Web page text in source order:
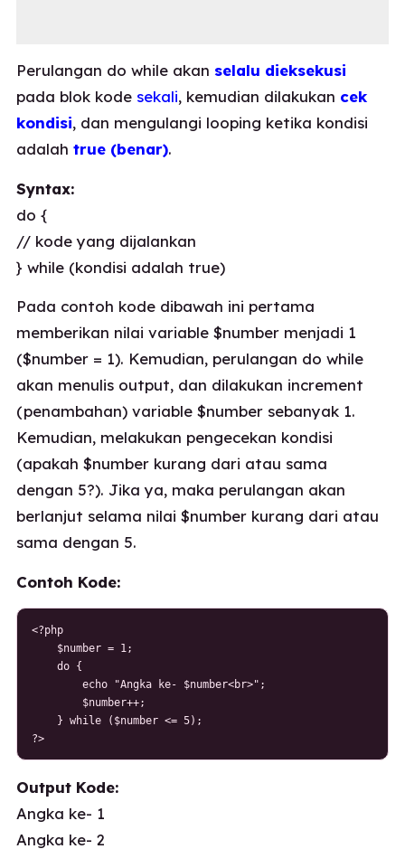
Perulangan do while akan selalu dieksekusi
pada blok kode sekali, kemudian dilakukan cek
kondisi, dan mengulangi looping ketika kondisi
adalahtrue (benar).
Syntax:
do {
// kode yang dijalankan
} while (kondisi adalah true)
Pada contoh kode dibawah ini pertama
memberikan nilai variable $number menjadi 1
($number = 1). Kemudian, perulangan do while
akan menulis output, dan dilakukan increment
(penambahan) variable $number sebanyak 1.
Kemudian, melakukan pengecekan kondisi
(apakah $number kurang dari atau sama
dengan 5?). Jika ya, maka perulangan akan
berlanjut selama nilai $number kurang dari atau
sama dengan 5.
Contoh Kode:
<?php
    $number = 1;
    do {
        echo "Angka ke- $number<br>";
        $number++;
    } while ($number <= 5);
?>
Output Kode:
Angka ke- 1
Angka ke- 2